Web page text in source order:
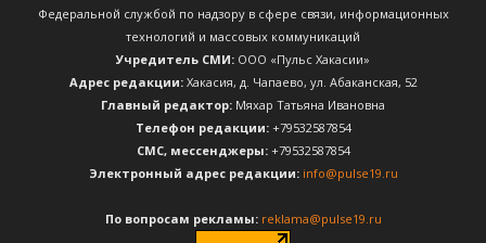
Федеральной службой по надзору в сфере связи, информационных
технологий и массовых коммуникаций
Учредитель СМИ: ООО «Пульс Хакасии»
Адрес редакции:Хакасия, д. Чапаево, ул. Абаканская, 52
Главный редактор: Мяхар Татьяна Ивановна
Телефон редакции:+79532587854
CМС, мессенджеры:+79532587854
Электронный адрес редакции: info@pulse19.ru
По вопросам рекламы: reklama@pulse19.ru